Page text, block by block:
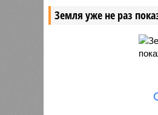
Земля уже не раз